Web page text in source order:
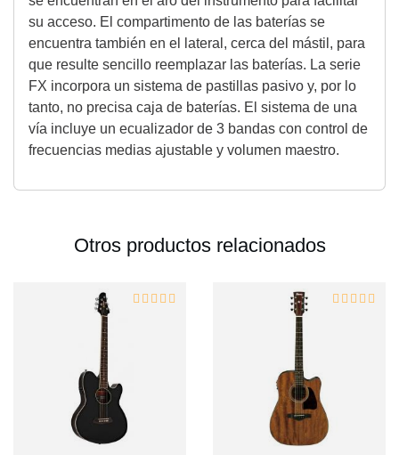
su acceso. El compartimento de las baterías se
encuentra también en el lateral, cerca del mástil, para
que resulte sencillo reemplazar las baterías. La serie
FX incorpora un sistema de pastillas pasivo y, por lo
tanto, no precisa caja de baterías. El sistema de una
vía incluye un ecualizador de 3 bandas con control de
frecuencias medias ajustable y volumen maestro.
Otros productos relacionados